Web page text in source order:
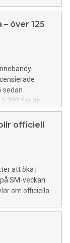
över 125
sedan
300 fler än
officiell
att öka i
SM-veckan
om officiella